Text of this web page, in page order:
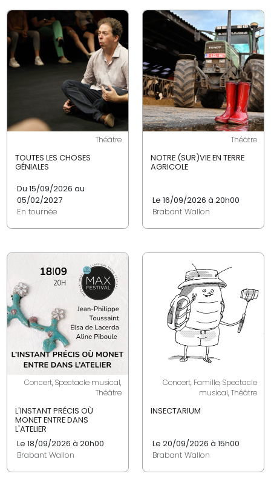
Théâtre
TOUTES LES CHOSES
GÉNIALES
Du 15/09/2026 au
05/02/2027
En tournée
Théâtre
NOTRE (SUR)VIE EN TERRE
AGRICOLE
Le 16/09/2026 à 20h00
Brabant Wallon
Concert, Spectacle musical,
Théâtre
L'INSTANT PRÉCIS OÙ
MONET ENTRE DANS
L'ATELIER
Le 18/09/2026 à 20h00
Brabant Wallon
Concert, Famille, Spectacle
musical, Théâtre
INSECTARIUM
Le 20/09/2026 à 15h00
Brabant Wallon